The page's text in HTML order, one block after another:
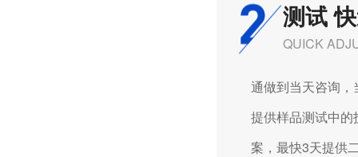
测试
QUICK
通做到当天咨询，
提供样品测试中的
案，最快3天提供